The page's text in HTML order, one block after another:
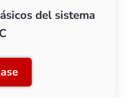
del sistema
1: Principios